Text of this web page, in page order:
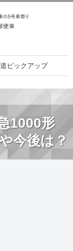
ピックアップ
路線探訪
イトについて
1000形
今後は？